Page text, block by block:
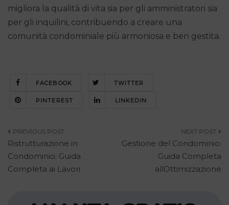
migliora la qualità di vita sia per gli amministratori sia
per gli inquilini, contribuendo a creare una
comunità condominiale più armoniosa e ben gestita.
FACEBOOK TWITTER
PINTEREST LINKEDIN
Navigazione
articoli
Ristrutturazione in
Condominio: Guida
Completa ai Lavori
Gestione del Condominio:
Guida Completa
allOttimizzazione